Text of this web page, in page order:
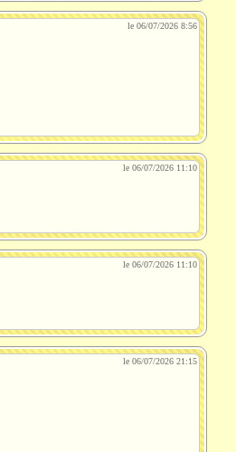
le 06/07/2026 8:56
le 06/07/2026 11:10
le 06/07/2026 11:10
le 06/07/2026 21:15